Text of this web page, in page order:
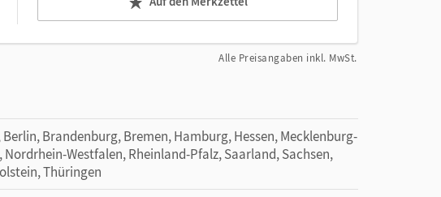
Alle Preisangaben inkl. MwSt.
Brandenburg, Bremen, Hamburg, Hessen, Mecklenburg-
Westfalen, Rheinland-Pfalz, Saarland, Sachsen,
Thüringen